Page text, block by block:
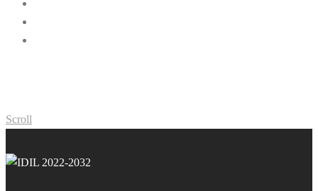
Scroll